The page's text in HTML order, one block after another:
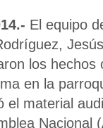
El equipo
los
en la
el material
Nacional